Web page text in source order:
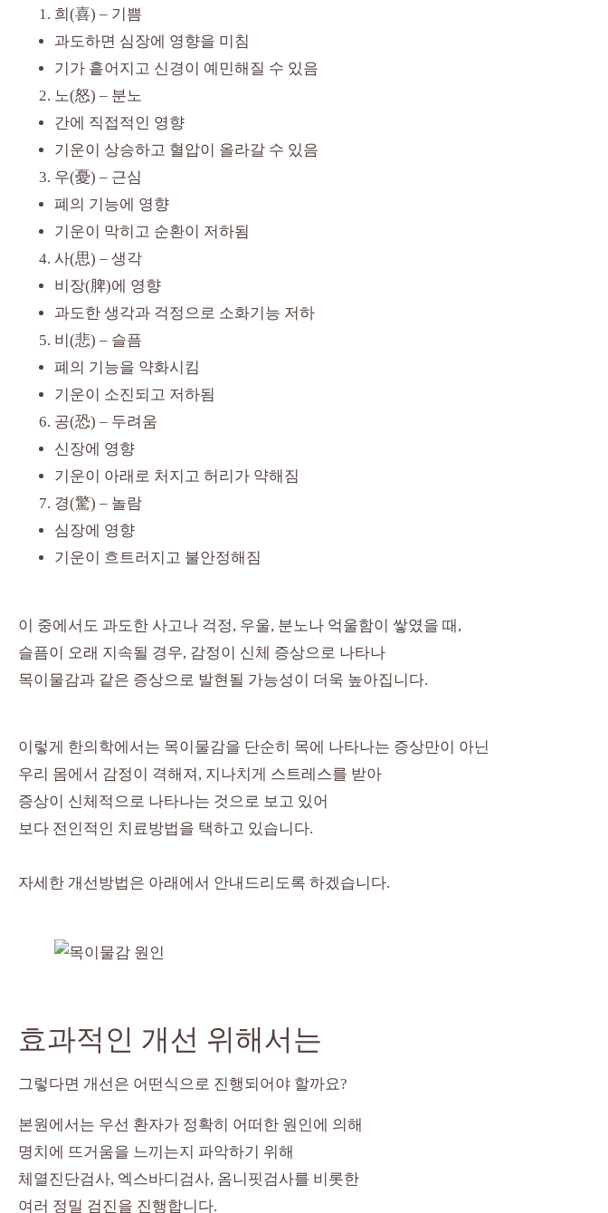
희(喜) – 기쁨
과도하면 심장에 영향을 미침
기가 흩어지고 신경이 예민해질 수 있음
노(怒) – 분노
간에 직접적인 영향
기운이 상승하고 혈압이 올라갈 수 있음
우(憂) – 근심
폐의 기능에 영향
기운이 막히고 순환이 저하됨
사(思) – 생각
비장(脾)에 영향
과도한 생각과 걱정으로 소화기능 저하
비(悲) – 슬픔
폐의 기능을 약화시킴
기운이 소진되고 저하됨
공(恐) – 두려움
신장에 영향
기운이 아래로 처지고 허리가 약해짐
경(驚) – 놀람
심장에 영향
기운이 흐트러지고 불안정해짐
이 중에서도 과도한 사고나 걱정, 우울, 분노나 억울함이 쌓였을 때,
슬픔이 오래 지속될 경우, 감정이 신체 증상으로 나타나
목이물감과 같은 증상으로 발현될 가능성이 더욱 높아집니다.
이렇게 한의학에서는 목이물감을 단순히 목에 나타나는 증상만이 아닌
우리 몸에서 감정이 격해져, 지나치게 스트레스를 받아
증상이 신체적으로 나타나는 것으로 보고 있어
보다 전인적인 치료방법을 택하고 있습니다.
자세한 개선방법은 아래에서 안내드리도록 하겠습니다.
효과적인 개선 위해서는
그렇다면 개선은 어떤식으로 진행되어야 할까요?
본원에서는 우선 환자가 정확히 어떠한 원인에 의해
명치에 뜨거움을 느끼는지 파악하기 위해
체열진단검사, 엑스바디검사, 옴니핏검사를 비롯한
여러 정밀 검진을 진행합니다.